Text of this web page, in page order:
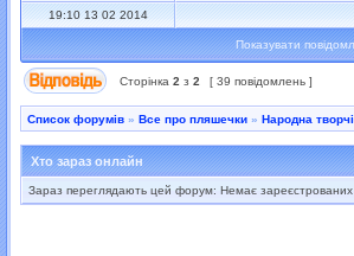
19:10 13 02 2014
Показувати
Сторінка 2 з 2 [ 39 повідомлень ]
Список форумів » Все про пляшечки » Народна
Хто зараз онлайн
Зараз переглядають цей форум: Немає зареєстрованих